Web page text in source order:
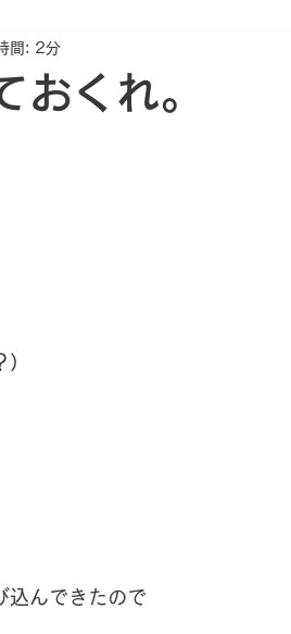
ン
おくれ。
間: 2分
込んできたので